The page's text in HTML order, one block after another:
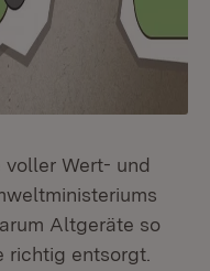
Wert- und
Altgeräte so
richtig entsorgt.